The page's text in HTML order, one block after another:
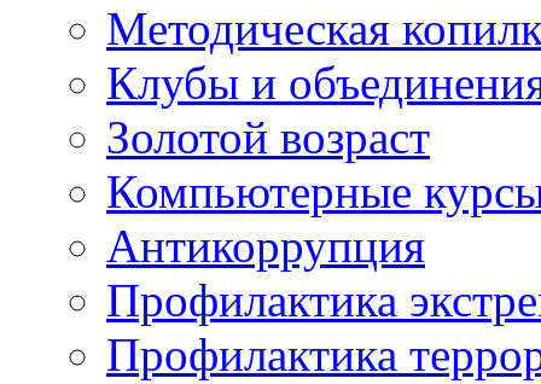
Методическая
Клубы и
Золотой возраст
Компьютерные
Антикоррупция
Профилактика
Профилактика